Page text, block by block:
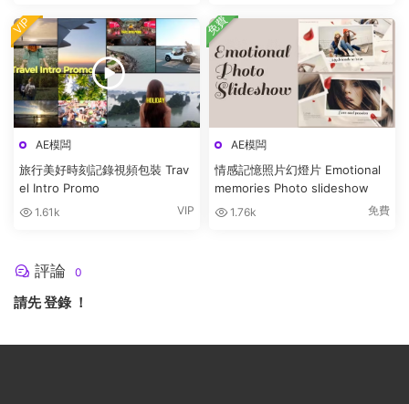
AE模闆
旅行美好時刻記錄視頻包裝 Trav
el Intro Promo
1.61k VIP
VIP
AE模闆
情感記憶照片幻燈片 Emotional
memories Photo slideshow
1.76k 免費
免費
評論 0
請先登錄！